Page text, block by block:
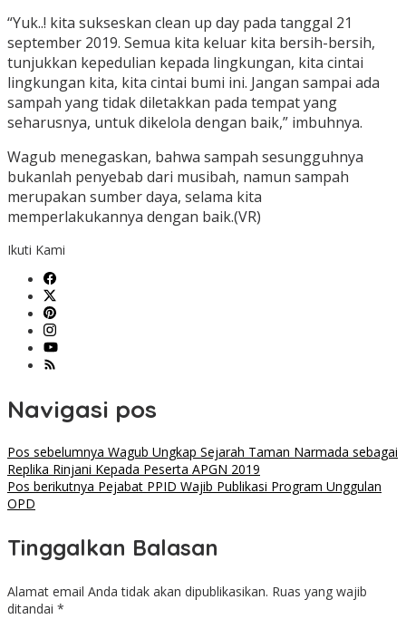
“Yuk..! kita sukseskan clean up day pada tanggal 21
september 2019. Semua kita keluar kita bersih-bersih,
tunjukkan kepedulian kepada lingkungan, kita cintai
lingkungan kita, kita cintai bumi ini. Jangan sampai ada
sampah yang tidak diletakkan pada tempat yang
seharusnya, untuk dikelola dengan baik,” imbuhnya.
Wagub menegaskan, bahwa sampah sesungguhnya
bukanlah penyebab dari musibah, namun sampah
merupakan sumber daya, selama kita
memperlakukannya dengan baik.(VR)
Ikuti Kami
Navigasi pos
Pos sebelumnya Wagub Ungkap Sejarah Taman Narmada sebagai
Replika Rinjani Kepada Peserta APGN 2019
Pos berikutnya Pejabat PPID Wajib Publikasi Program Unggulan
OPD
Tinggalkan Balasan
Alamat email Anda tidak akan dipublikasikan. Ruas yang wajib
ditandai *